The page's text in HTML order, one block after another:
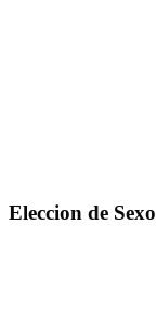
Eleccion de Sexo